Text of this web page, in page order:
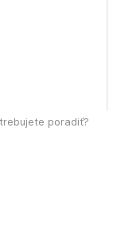
poradiť?